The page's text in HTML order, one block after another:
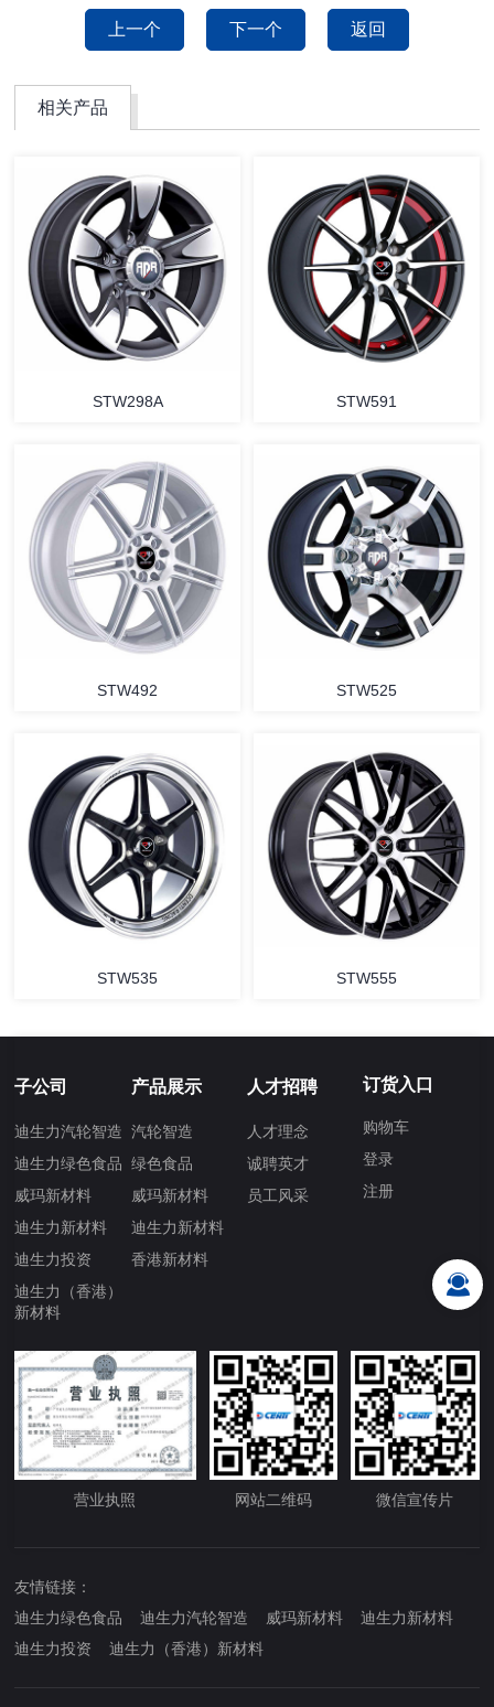
上一个 下一个 返回
相关产品
STW298A STW591
STW492 STW525
STW535 STW555
子公司
迪生力汽轮智造
迪生力绿色食品
威玛新材料
迪生力新材料
迪生力投资
迪生力（香港）
新材料
产品展示
汽轮智造
绿色食品
威玛新材料
迪生力新材料
香港新材料
人才招聘
人才理念
诚聘英才
员工风采
订货入口
购物车
登录
注册
营业执照 网站二维码 微信宣传片
友情链接：
迪生力绿色食品
迪生力汽轮智造 威玛新材料
迪生力新材料
迪生力投资
迪生力（香港）新材料